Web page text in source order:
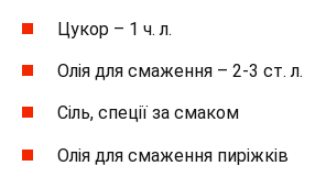
Цукор – 1 ч. л.
Олія для смаження – 2-3 ст. л.
Сіль, спеції за смаком
Олія для смаження пиріжків